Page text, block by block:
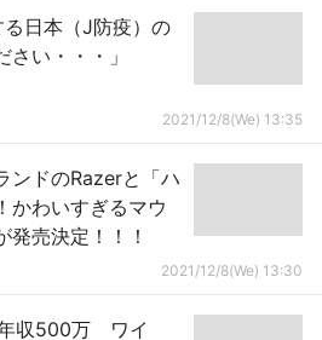
日本（J防疫）の
い・・・」
2021/12/8(We) 13:35
ンドのRazerと「ハ
かわいすぎるマウ
発売決定！！！
2021/12/8(We) 13:30
収500万 ワイ